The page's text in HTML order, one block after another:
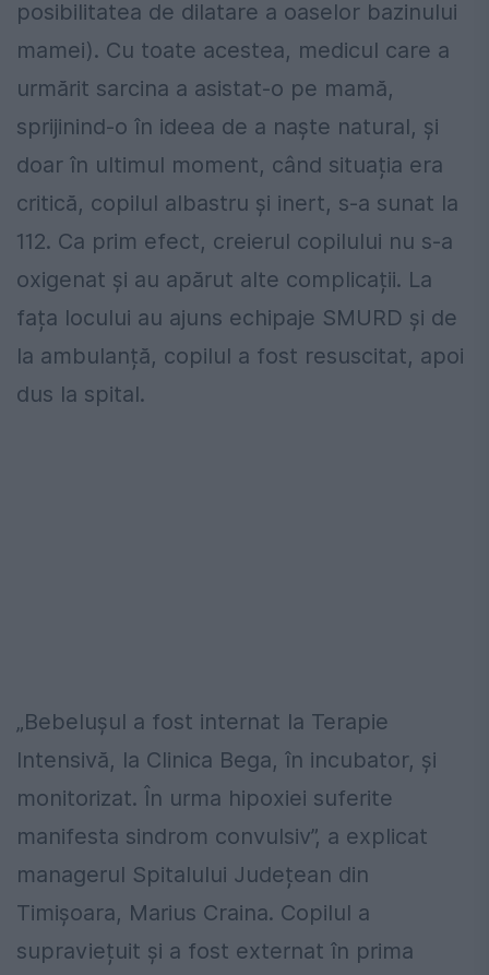
posibilitatea de dilatare a oaselor bazinului
mamei). Cu toate acestea, medicul care a
urmărit sarcina a asistat-o pe mamă,
sprijinind-o în ideea de a naște natural, și
doar în ultimul moment, când situația era
critică, copilul albastru și inert, s-a sunat la
112. Ca prim efect, creierul copilului nu s-a
oxigenat și au apărut alte complicații. La
fața locului au ajuns echipaje SMURD și de
la ambulanță, copilul a fost resuscitat, apoi
dus la spital.
„Bebelușul a fost internat la Terapie
Intensivă, la Clinica Bega, în incubator, și
monitorizat. În urma hipoxiei suferite
manifesta sindrom convulsiv”, a explicat
managerul Spitalului Județean din
Timișoara, Marius Craina. Copilul a
supraviețuit și a fost externat în prima